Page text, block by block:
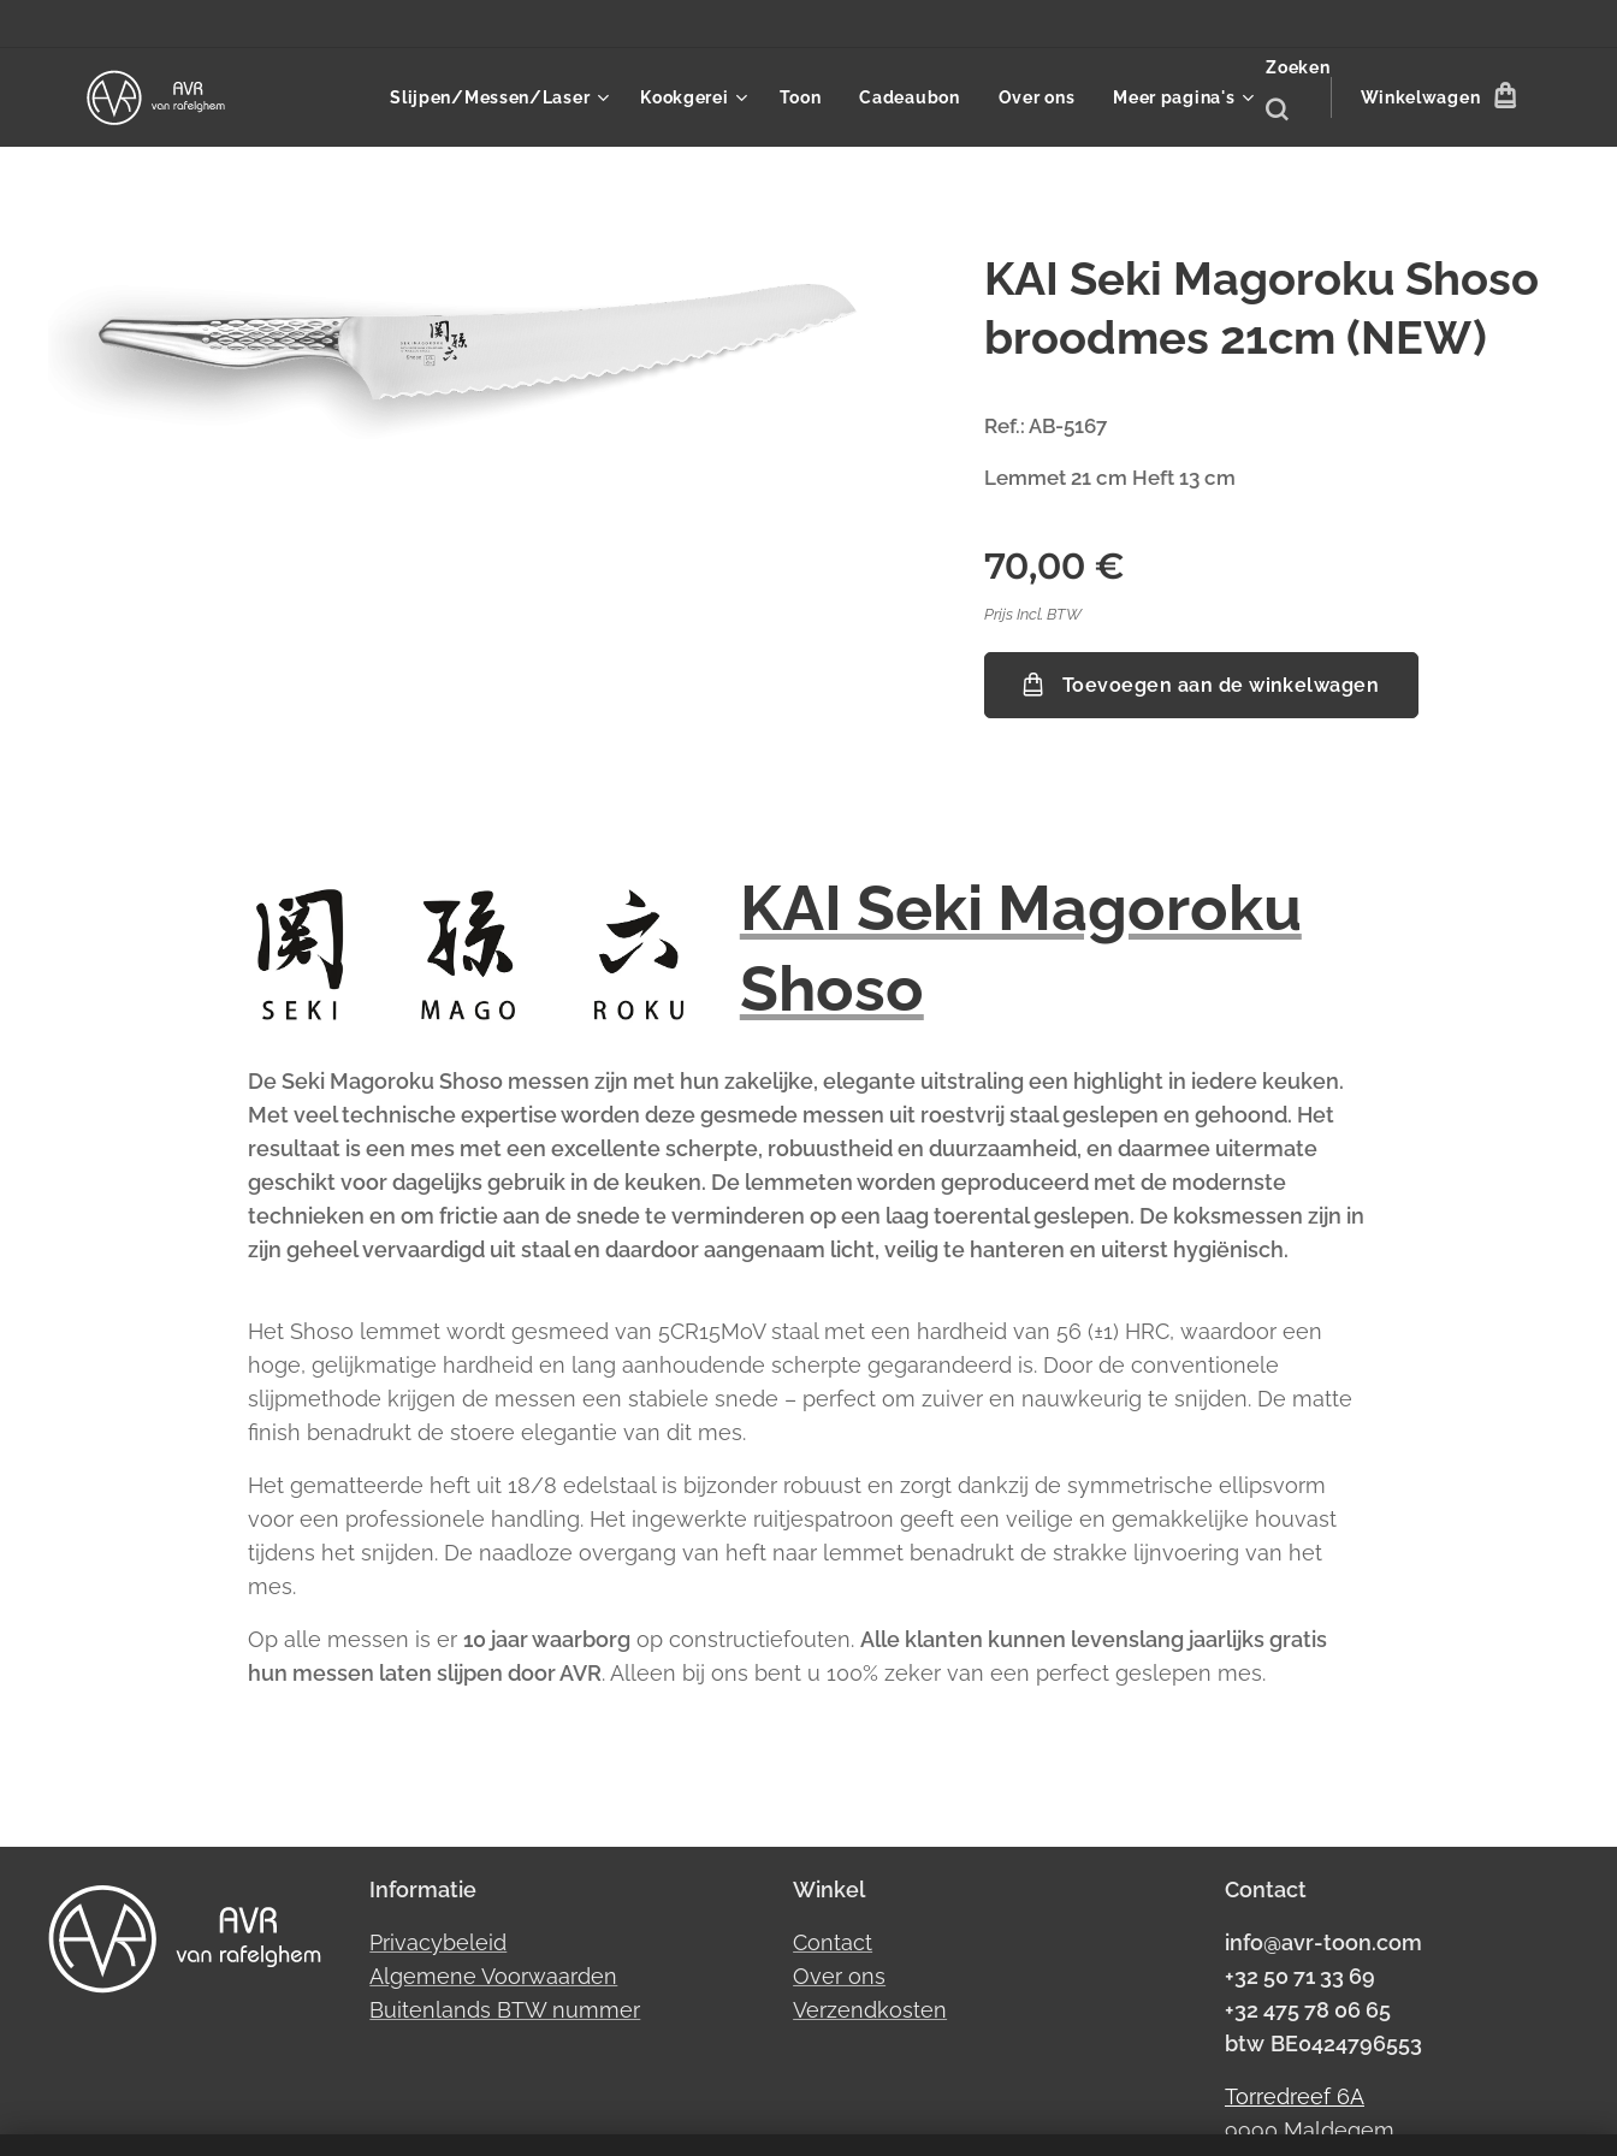
Slijpen/Messen/Laser Kookgerei Toon Cadeaubon Over ons Meer pagina's
Zoeken
Winkelwagen
KAI Seki Magoroku Shoso
broodmes 21cm (NEW)
Ref.: AB-5167
Lemmet 21 cm Heft 13 cm
70,00 €
Prijs Incl. BTW
Toevoegen aan de winkelwagen
KAI Seki Magoroku
Shoso
De Seki Magoroku Shoso messen zijn met hun zakelijke, elegante uitstraling een highlight in iedere keuken.
Met veel technische expertise worden deze gesmede messen uit roestvrij staal geslepen en gehoond. Het
resultaat is een mes met een excellente scherpte, robuustheid en duurzaamheid, en daarmee uitermate
geschikt voor dagelijks gebruik in de keuken. De lemmeten worden geproduceerd met de modernste
technieken en om frictie aan de snede te verminderen op een laag toerental geslepen. De koksmessen zijn in
zijn geheel vervaardigd uit staal en daardoor aangenaam licht, veilig te hanteren en uiterst hygiënisch.
Het Shoso lemmet wordt gesmeed van 5CR15MoV staal met een hardheid van 56 (±1) HRC, waardoor een
hoge, gelijkmatige hardheid en lang aanhoudende scherpte gegarandeerd is. Door de conventionele
slijpmethode krijgen de messen een stabiele snede – perfect om zuiver en nauwkeurig te snijden. De matte
finish benadrukt de stoere elegantie van dit mes.
Het gematteerde heft uit 18/8 edelstaal is bijzonder robuust en zorgt dankzij de symmetrische ellipsvorm
voor een professionele handling. Het ingewerkte ruitjespatroon geeft een veilige en gemakkelijke houvast
tijdens het snijden. De naadloze overgang van heft naar lemmet benadrukt de strakke lijnvoering van het
mes.
Op alle messen is er 10 jaar waarborg op constructiefouten. Alle klanten kunnen levenslang jaarlijks gratis
hun messen laten slijpen door AVR. Alleen bij ons bent u 100% zeker van een perfect geslepen mes.
Informatie
Privacybeleid
Algemene Voorwaarden
Buitenlands BTW nummer
Winkel
Contact
Over ons
Verzendkosten
Contact
info@avr-toon.com
+32 50 71 33 69
+32 475 78 06 65
btw BE0424796553
Torredreef 6A
9990 Maldegem